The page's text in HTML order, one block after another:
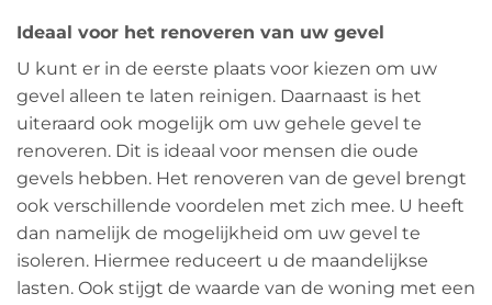
Ideaal voor het renoveren van uw gevel
U kunt er in de eerste plaats voor kiezen om uw
gevel alleen te laten reinigen. Daarnaast is het
uiteraard ook mogelijk om uw gehele gevel te
renoveren. Dit is ideaal voor mensen die oude
gevels hebben. Het renoveren van de gevel brengt
ook verschillende voordelen met zich mee. U heeft
dan namelijk de mogelijkheid om uw gevel te
isoleren. Hiermee reduceert u de maandelijkse
lasten. Ook stijgt de waarde van de woning met een